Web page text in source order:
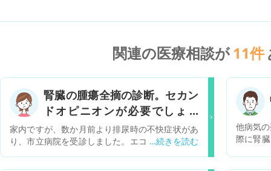
関連の医療相談が11件
腎臓の腫瘍全摘の診断。セカン
ドオピニオンが必要でしょう
か。
家内ですが、数か月前より排尿時の不快症状があ
り、市立病院を受診しました。エコー検査で腎臓
他病気
際に腎